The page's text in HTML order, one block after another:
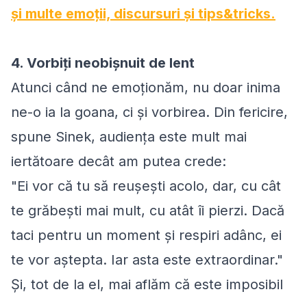
și multe emoții, discursuri și tips&tricks.
4. Vorbiți neobișnuit de lent
Atunci când ne emoționăm, nu doar inima
ne-o ia la goana, ci și vorbirea. Din fericire,
spune Sinek, audiența este mult mai
iertătoare decât am putea crede:
"Ei vor că tu să reușești acolo, dar, cu cât
te grăbești mai mult, cu atât îi pierzi. Dacă
taci pentru un moment și respiri adânc, ei
te vor aștepta. Iar asta este extraordinar."
Și, tot de la el, mai aflăm că este imposibil